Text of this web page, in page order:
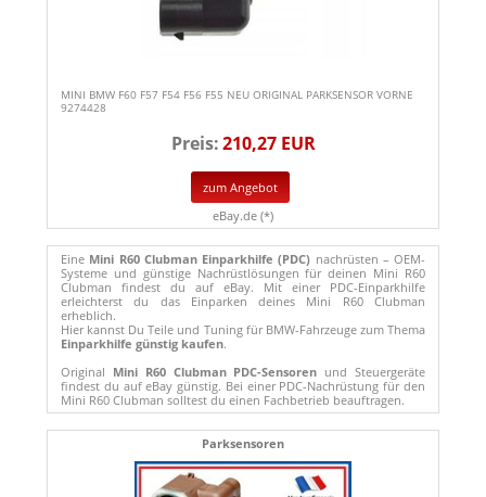
MINI BMW F60 F57 F54 F56 F55 NEU ORIGINAL PARKSENSOR VORNE
9274428
Preis:210,27 EUR
zum Angebot
eBay.de (*)
Eine Mini R60 Clubman Einparkhilfe (PDC) nachrüsten – OEM-
Systeme und günstige Nachrüstlösungen für deinen Mini R60
Clubman findest du auf eBay. Mit einer PDC-Einparkhilfe
erleichterst du das Einparken deines Mini R60 Clubman
erheblich.
Hier kannst Du Teile und Tuning für BMW-Fahrzeuge zum Thema
Einparkhilfe günstig kaufen.
Original Mini R60 Clubman PDC-Sensoren und Steuergeräte
findest du auf eBay günstig. Bei einer PDC-Nachrüstung für den
Mini R60 Clubman solltest du einen Fachbetrieb beauftragen.
Parksensoren